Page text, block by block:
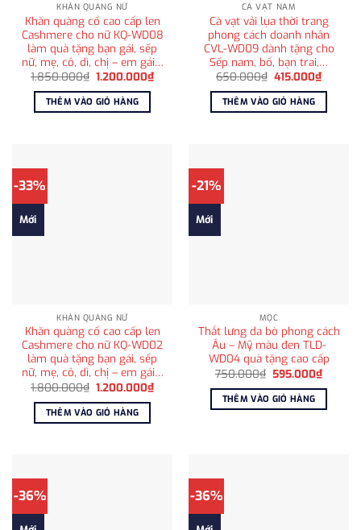
KHĂN QUÀNG NỮ
Khăn quàng cổ cao cấp len
Cashmere cho nữ KQ-WD08
làm quà tặng bạn gái, sếp
nữ, mẹ, cô, dì, chị – em gái…
1.850.000₫ Giá
là:
1.850.000₫.
1.200.000₫Giá
hiện
1.200.000₫.
THÊM VÀO GIỎ HÀNG
CÀ VẠT NAM
Cà vạt vải lụa thời trang
phong cách doanh nhân
CVL-WD09 dành tặng cho
Sếp nam, bố, bạn trai,…
650.000₫ Giá
là:
650.000₫.
415.000₫Giá
hiện
tại
THÊM VÀO GIỎ HÀNG
-33%
Mới
KHĂN QUÀNG NỮ
Khăn quàng cổ cao cấp len
Cashmere cho nữ KQ-WD02
làm quà tặng bạn gái, sếp
nữ, mẹ, cô, dì, chị – em gái…
1.800.000₫ Giá
là:
1.800.000₫.
1.200.000₫Giá
hiện
THÊM VÀO GIỎ HÀNG
-21%
Mới
MỘC
Thắt lưng da bò phong cách
Âu – Mỹ màu đen TLD-
WD04 quà tặng cao cấp
750.000₫ Giá
là:
750.000₫.
595.000₫Giá
hiện
tại
THÊM VÀO GIỎ HÀNG
-36% -36%